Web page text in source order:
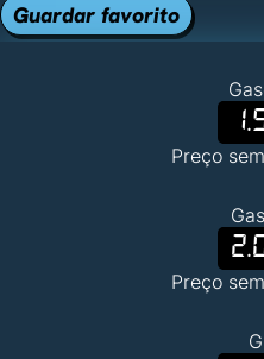
Guardar favorito
Preço
Preço